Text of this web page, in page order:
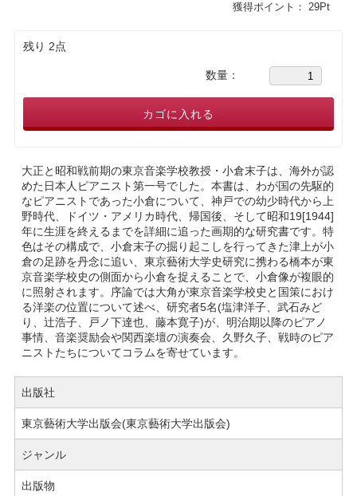
獲得ポイント： 29Pt
残り 2点
数量：
カゴに入れる
大正と昭和戦前期の東京音楽学校教授・小倉末子は、海外が認
めた日本人ピアニスト第一号でした。本書は、わが国の先駆的
なピアニストであった小倉について、神戸での幼少時代から上
野時代、ドイツ・アメリカ時代、帰国後、そして昭和19[1944]
年に生涯を終えるまでを詳細に追った画期的な研究書です。特
色はその構成で、小倉末子の掘り起こしを行ってきた津上が小
倉の足跡を丹念に追い、東京藝術大学史研究に携わる橋本が東
京音楽学校史の側面から小倉を捉えることで、小倉像が複眼的
に照射されます。序論では大角が東京音楽学校史と国策におけ
る洋楽の位置について述べ、研究者5名(塩津洋子、武石みど
り、辻浩子、戸ノ下達也、藤本寛子)が、明治期以降のピアノ
事情、音楽奨励会や関西楽壇の演奏会、久野久子、戦時のピア
ニストたちについてコラムを寄せています。
出版社
東京藝術大学出版会(東京藝術大学出版会)
ジャンル
出版物